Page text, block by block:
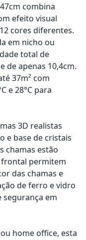
combina
efeito visual
cores diferentes.
em nicho ou
total de
de apenas 10,4cm.
37m² com
e 28°C para
3D realistas
e base de cristais
chamas estão
permitem
das chamas e
de ferro e vidro
em
home office, esta